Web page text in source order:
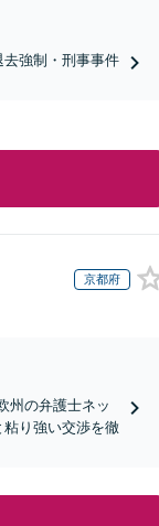
去強制・刑事事件
京都府
州の弁護士ネッ
粘り強い交渉を徹